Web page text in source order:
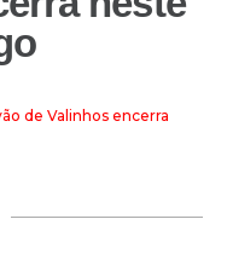
de Valinhos encerra